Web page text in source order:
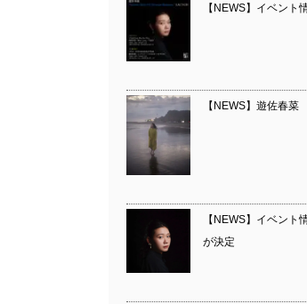
【NEWS】イベン
【NEWS】遊佐春
【NEWS】イベン
が決定